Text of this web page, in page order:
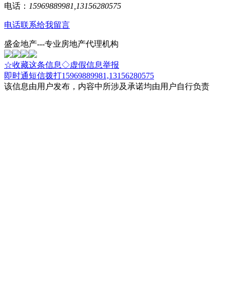
电话： 15969889981,13156280575
电话联系给我留言
盛金地产---专业房地产代理机构
☆收藏这条信息◇虚假信息举报
即时通短信拨打15969889981,13156280575
该信息由用户发布，内容中所涉及承诺均由用户自行负责